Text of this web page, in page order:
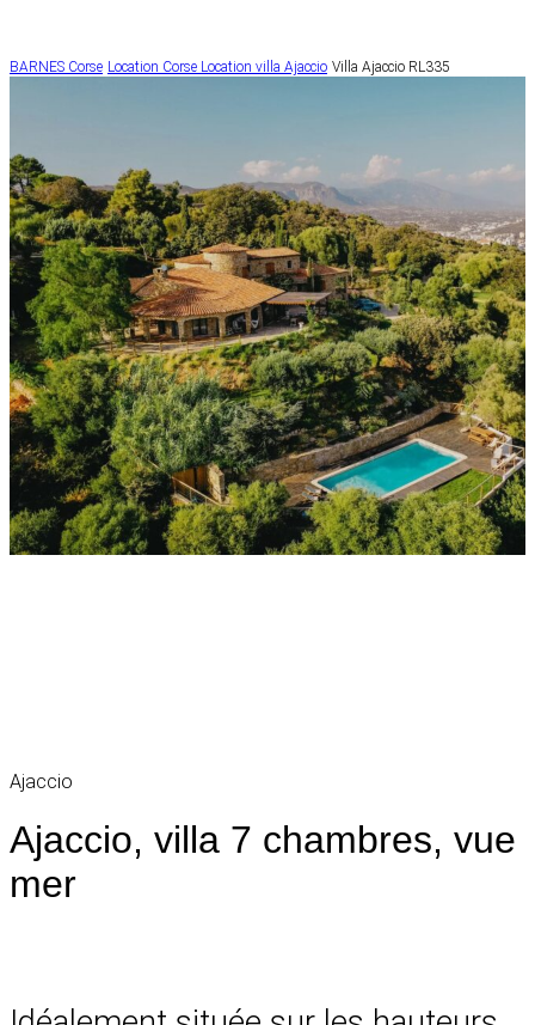
BARNES Corse Location Corse Location villa Ajaccio Villa Ajaccio RL335
Ajaccio
Ajaccio, villa 7 chambres, vue
mer